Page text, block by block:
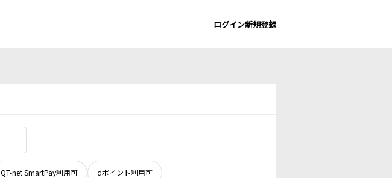
ログイン新規登録
QT-net SmartPay利用可 dポイント利用可